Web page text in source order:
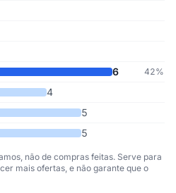
6 42%
4
5
5
não de compras feitas. Serve para
mais ofertas, e não garante que o